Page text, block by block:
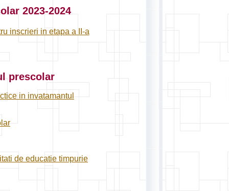
2023-2024
inscrieri in etapa a II-a
prescolar
in invatamantul
de educatie timpurie